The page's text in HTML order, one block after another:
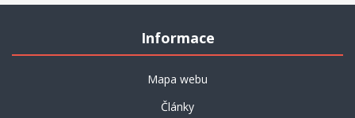
Informace
Mapa webu
Články